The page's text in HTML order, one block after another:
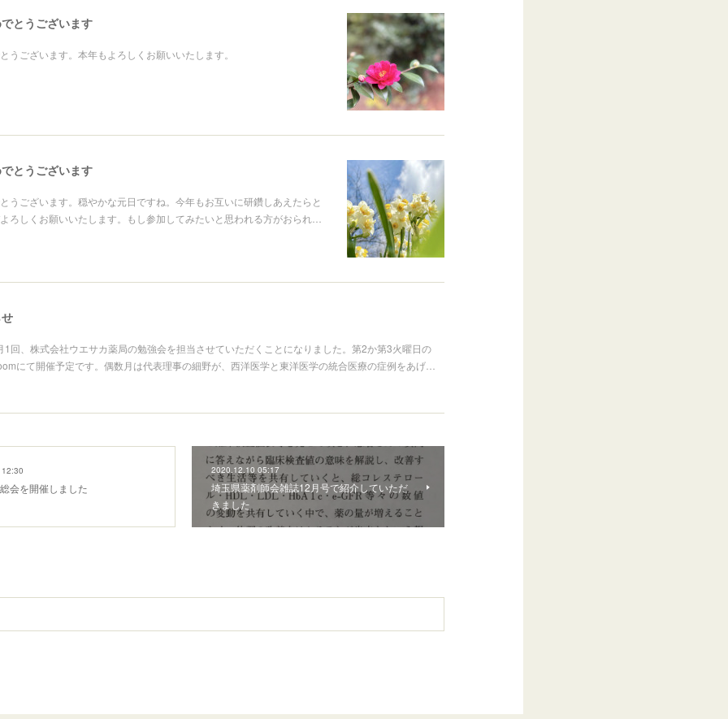
とうございます
うございます。本年もよろしくお願いいたします。
とうございます
うございます。穏やかな元日ですね。今年もお互いに研鑽しあえたらと
ろしくお願いいたします。もし参加してみたいと思われる方がおられ…
回、株式会社ウエサカ薬局の勉強会を担当させていただくことになりました。第2か第3火曜日の
にて開催予定です。偶数月は代表理事の細野が、西洋医学と東洋医学の統合医療の症例をあげ…
会を開催しました
2020.12.10 05:17
埼玉県薬剤師会雑誌12月号で紹介していただ
きました